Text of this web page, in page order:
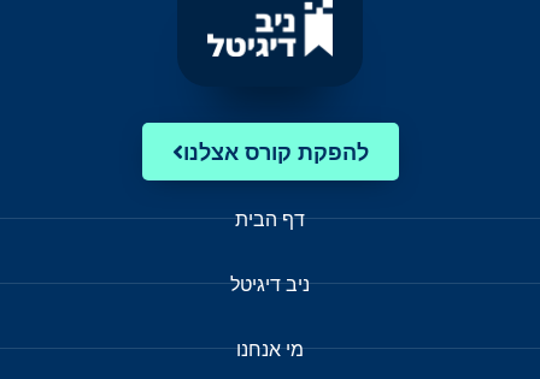
להפקת קורס אצלנו
דף הבית
ניב דיגיטל
מי אנחנו